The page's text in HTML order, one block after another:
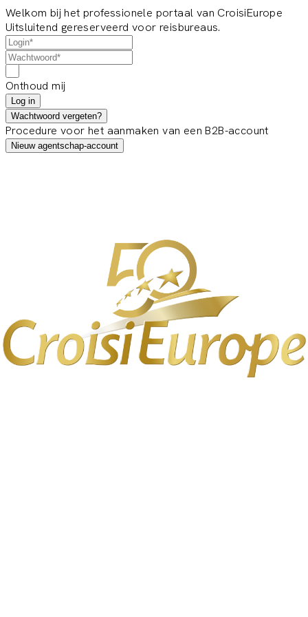
Welkom bij het professionele portaal van CroisiEurope
Uitsluitend gereserveerd voor reisbureaus.
Onthoud mij
Log in
Wachtwoord vergeten?
Procedure voor het aanmaken van een B2B-account
Nieuw agentschap-account